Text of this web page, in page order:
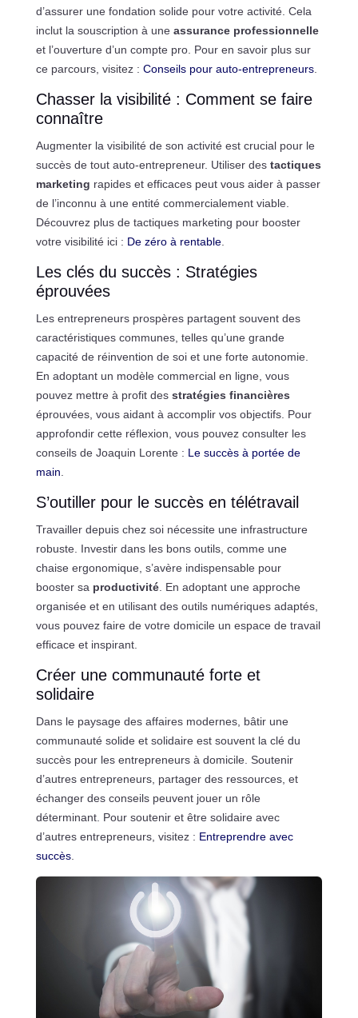
d’assurer une fondation solide pour votre activité. Cela
inclut la souscription à une assurance professionnelle
et l’ouverture d’un compte pro. Pour en savoir plus sur
ce parcours, visitez : Conseils pour auto-entrepreneurs.
Chasser la visibilité : Comment se faire
connaître
Augmenter la visibilité de son activité est crucial pour le
succès de tout auto-entrepreneur. Utiliser des tactiques
marketing rapides et efficaces peut vous aider à passer
de l’inconnu à une entité commercialement viable.
Découvrez plus de tactiques marketing pour booster
votre visibilité ici : De zéro à rentable.
Les clés du succès : Stratégies
éprouvées
Les entrepreneurs prospères partagent souvent des
caractéristiques communes, telles qu’une grande
capacité de réinvention de soi et une forte autonomie.
En adoptant un modèle commercial en ligne, vous
pouvez mettre à profit des stratégies financières
éprouvées, vous aidant à accomplir vos objectifs. Pour
approfondir cette réflexion, vous pouvez consulter les
conseils de Joaquin Lorente : Le succès à portée de
main
S’outiller pour le succès en télétravail
Travailler depuis chez soi nécessite une infrastructure
robuste. Investir dans les bons outils, comme une
chaise ergonomique, s’avère indispensable pour
booster sa productivité. En adoptant une approche
organisée et en utilisant des outils numériques adaptés,
vous pouvez faire de votre domicile un espace de travail
efficace et inspirant.
Créer une communauté forte et
solidaire
Dans le paysage des affaires modernes, bâtir une
communauté solide et solidaire est souvent la clé du
succès pour les entrepreneurs à domicile. Soutenir
d’autres entrepreneurs, partager des ressources, et
échanger des conseils peuvent jouer un rôle
déterminant. Pour soutenir et être solidaire avec
d’autres entrepreneurs, visitez : Entreprendre avec
succès.